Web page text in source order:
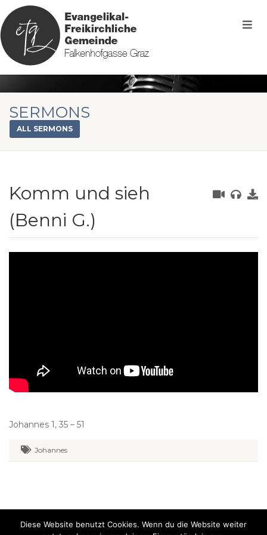
SERMONS
ALL SERMONS
Komm und sieh
(Benni G.)
Johannes 1, 35 – 51
Johannes
Evangelikal-freikirchliche Gemeinde Falkenhofgasse Graz. Alle Rechte
Diese Website benutzt Cookies. Wenn du die Website weiter